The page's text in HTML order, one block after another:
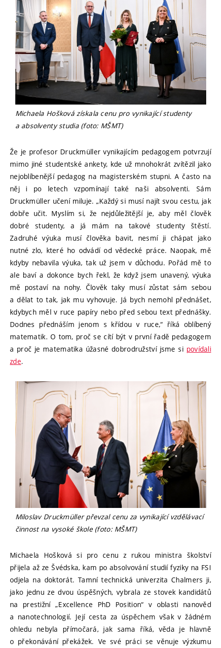
Michaela Hošková získala cenu pro vynikající studenty
a absolventy studia (foto: MŠMT)
Že je profesor Druckmüller vynikajícím pedagogem potvrzují
mimo jiné studentské ankety, kde už mnohokrát zvítězil jako
nejoblíbenější pedagog na magisterském stupni. A často na
něj i po letech vzpomínají také naši absolventi. Sám
Druckmüller učení miluje. „Každý si musí najít svou cestu, jak
dobře učit. Myslím si, že nejdůležitější je, aby měl člověk
dobré studenty, a já mám na takové studenty štěstí.
Zadruhé výuka musí člověka bavit, nesmí ji chápat jako
nutné zlo, které ho odvádí od vědecké práce. Naopak, mě
kdyby nebavila výuka, tak už jsem v důchodu. Pořád mě to
ale baví a dokonce bych řekl, že když jsem unavený, výuka
mě postaví na nohy. Člověk taky musí zůstat sám sebou
a dělat to tak, jak mu vyhovuje. Já bych nemohl přednášet,
kdybych měl v ruce papíry nebo před sebou text přednášky.
Dodnes přednáším jenom s křídou v ruce,“ říká oblíbený
matematik. O tom, proč se cítí být v první řadě pedagogem
a proč je matematika úžasné dobrodružství jsme si povídali
zde.
Miloslav Druckmüller převzal cenu za vynikající vzdělávací
činnost na vysoké škole (foto: MŠMT)
Michaela Hošková si pro cenu z rukou ministra školství
přijela až ze Švédska, kam po absolvování studií fyziky na FSI
odjela na doktorát. Tamní technická univerzita Chalmers ji,
jako jednu ze dvou úspěšných, vybrala ze stovek kandidátů
na prestižní „Excellence PhD Position“ v oblasti nanověd
a nanotechnologií. Její cesta za úspěchem však v žádném
ohledu nebyla přímočará, jak sama říká, věda je hlavně
o překonávání překážek. Ve své práci se věnuje výzkumu